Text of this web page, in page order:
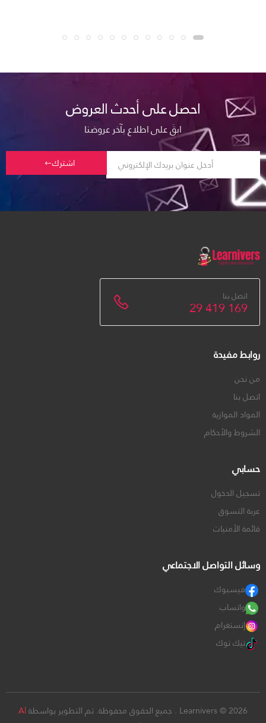
احصل على أحدث العروض
ابقَ على اطلاع بآخر عروضنا
اشترك
اتصل بنا
29 419 169
روابط مفيدة
من نحن
اتصل بنا
المواد الموازية
الشروط والأحكام
حسابي
تسجيل الدخول
عربة التسوق
قائمة الأمنيات
وسائل التواصل الاجتماعي
فيسبوك
واتساب
إنستغرام
تيك توك
Learnivers © 2026 . جميع الحقوق محفوظة. تم التطوير بواسطة
Al